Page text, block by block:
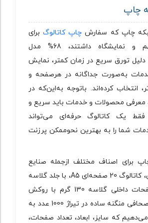
چاپ
چاپ که سفارش چاپ کاتالوگبرای
رویدادهای مهم و نمایشگاه داشتند، 68% مدل
دلیل تورق سریع در زمان کمتر، نمایش
به‌صورت جداگانه در هرصفحه و
انتخاب کرده‌اند. باتوجه به‌این‌که در
معرفی محصولات و خدمات باید سریع و
یک کاتالوگ حرفه‌ای می‌تواند
شما را به بهترین نحوممکن پرزنت
برای اصناف مختلف ازجمله صنایع
دارویی و زیبایی، کاتالوگ 20 صفحه‌ای A5، با جلد گلاسه
250 گرم و صفحات داخلی گلاسه 130 گرم با روکش
سلفون مات و صحافی منگنه ساده در تیراژ 1000 عدد به
می‌دهیم که سایز، ابعاد، تعداد صفحات،